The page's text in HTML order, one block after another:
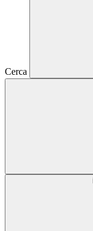
Cerca